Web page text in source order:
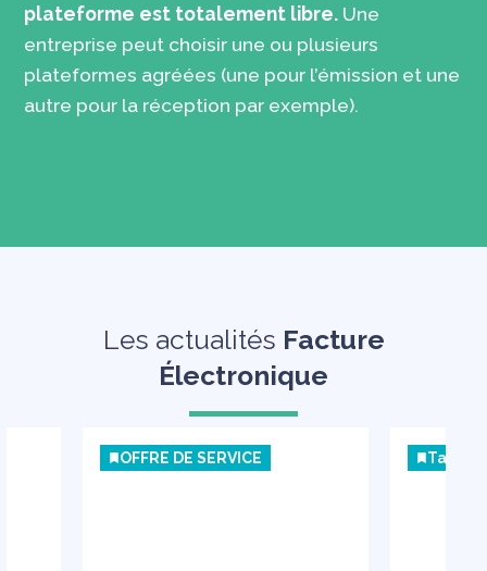
plateforme est totalement libre. Une
entreprise peut choisir une ou plusieurs
plateformes agréées (une pour l’émission et une
autre pour la réception par exemple).
Les actualités Facture
Électronique
OFFRE DE SERVICE Talenz